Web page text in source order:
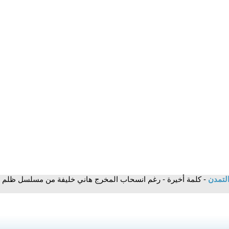
- كلمة أخيرة - رغم انسحاب المخرج هاني خليفة من مسلسل